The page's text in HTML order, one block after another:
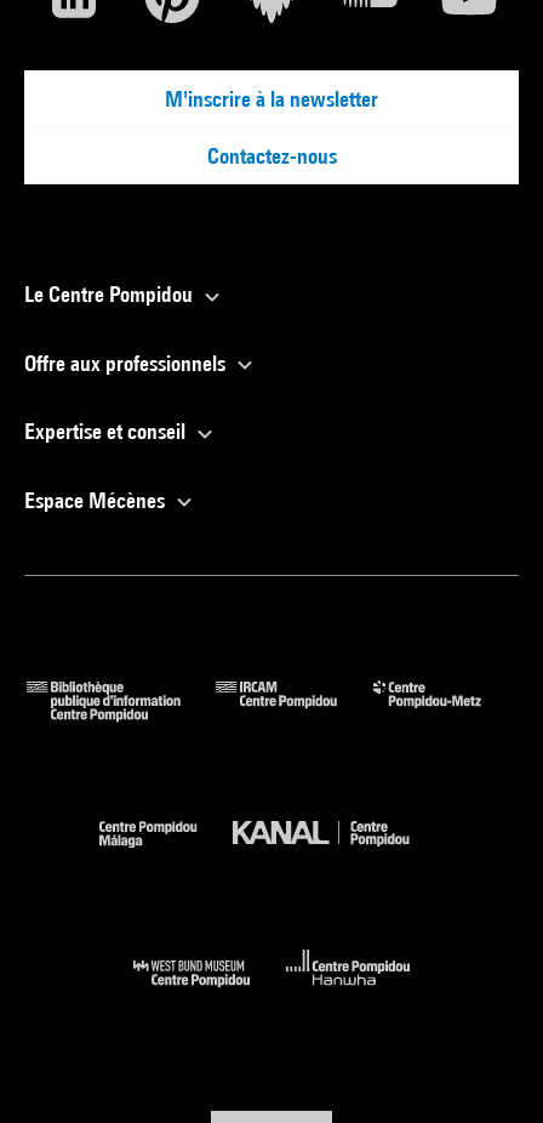
M'inscrire à la newsletter
Contactez-nous
Le Centre Pompidou
Offre aux professionnels
Expertise et conseil
Espace Mécènes